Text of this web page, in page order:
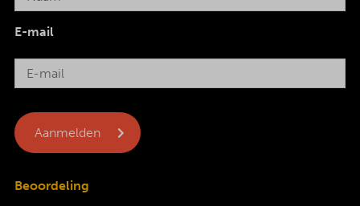
E-mail
Beoordeling